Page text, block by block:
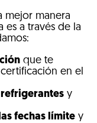
mejor manera
es a través de la
que te
en el
y
fechas límite y